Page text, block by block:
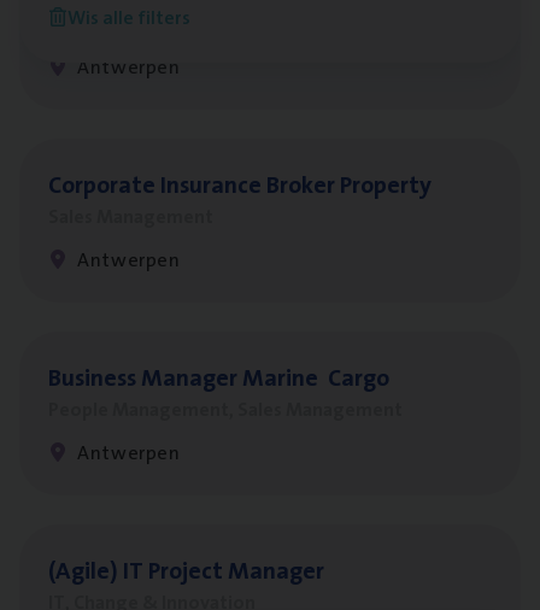
Wis alle filters
Customer Services
Antwerpen
Cor­po­ra­te Insu­ran­ce Bro­ker Property
Antwerpen
Busi­ness Mana­ger Mari­ne Cargo
Antwerpen
(Agi­le) ITPro­ject Manager